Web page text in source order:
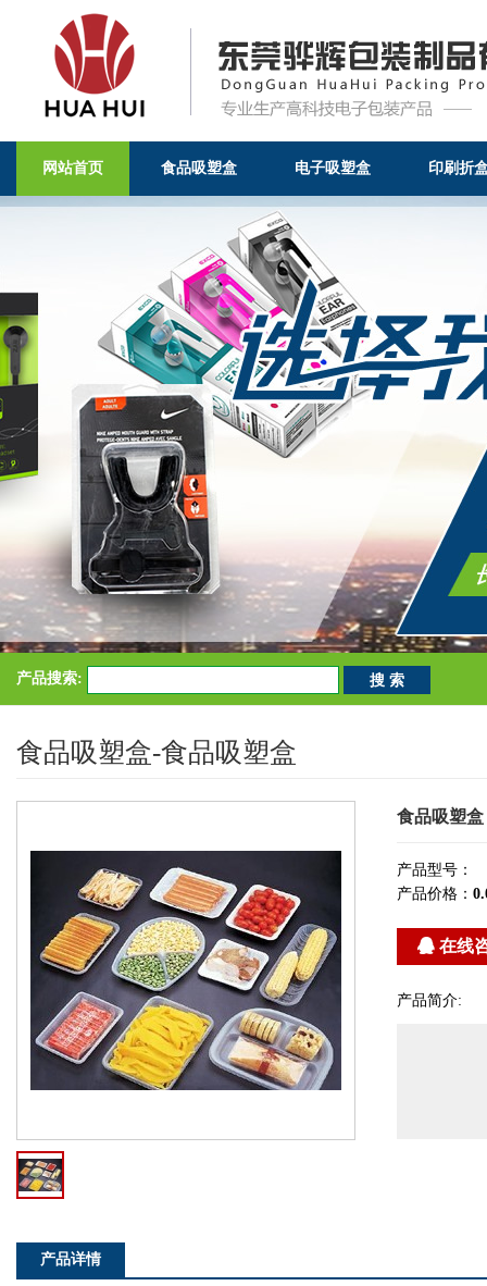
食品吸塑盒-食品吸塑盒-东莞骅辉
网站首页 食品吸塑盒 电子吸塑盒 印刷折
产品搜索:
食品吸塑盒-食品吸塑盒
食品吸塑盒
产品型号：
产品价格：
在线
产品简介:
产品详情